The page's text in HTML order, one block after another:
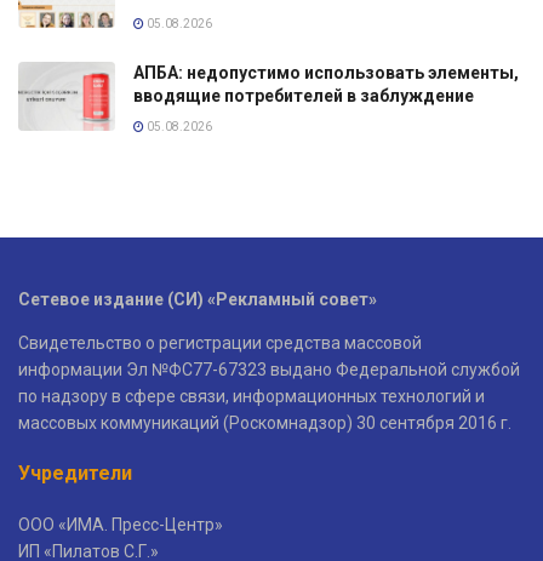
05.08.2026
АПБА: недопустимо использовать элементы,
вводящие потребителей в заблуждение
05.08.2026
Сетевое издание (СИ) «Рекламный совет»
Свидетельство о регистрации средства массовой
информации Эл №ФС77-67323 выдано Федеральной службой
по надзору в сфере связи, информационных технологий и
массовых коммуникаций (Роскомнадзор) 30 сентября 2016 г.
Учредители
ООО «ИМА. Пресс-Центр»
ИП «Пилатов С.Г.»